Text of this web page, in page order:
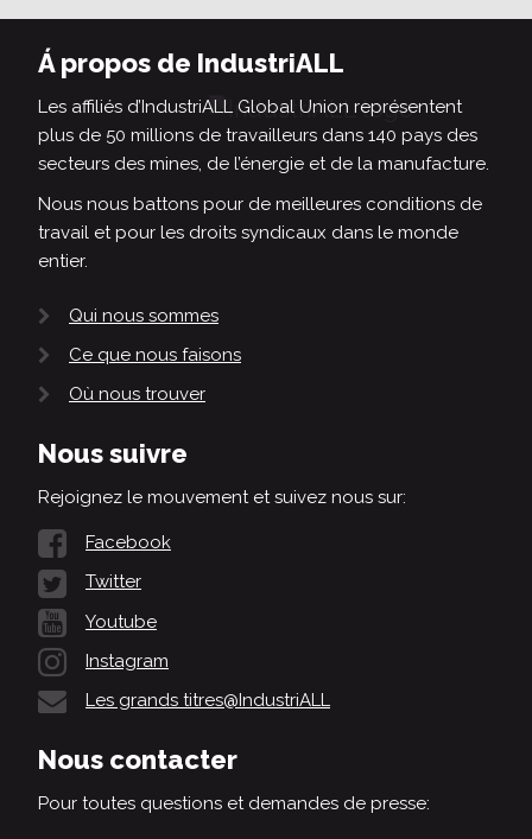
Á propos de IndustriALL
Les affiliés d’IndustriALL Global Union représentent
plus de 50 millions de travailleurs dans 140 pays des
secteurs des mines, de l’énergie et de la manufacture.
Nous nous battons pour de meilleures conditions de
travail et pour les droits syndicaux dans le monde
entier.
Qui nous sommes
Ce que nous faisons
Où nous trouver
Nous suivre
Rejoignez le mouvement et suivez nous sur:
Facebook
Twitter
Youtube
Instagram
Les grands titres@IndustriALL
Nous contacter
Pour toutes questions et demandes de presse: